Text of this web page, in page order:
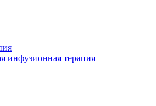
инфузионная терапия